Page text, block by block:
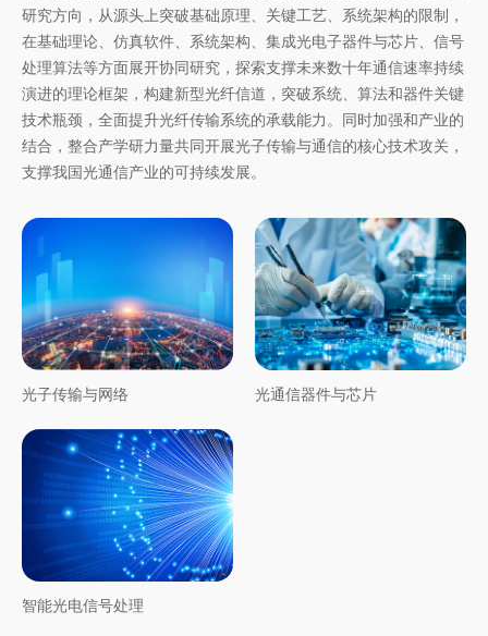
研究方向，从源头上突破基础原理、关键工艺、系统架构的限制，
在基础理论、仿真软件、系统架构、集成光电子器件与芯片、信号
处理算法等方面展开协同研究，探索支撑未来数十年通信速率持续
演进的理论框架，构建新型光纤信道，突破系统、算法和器件关键
技术瓶颈，全面提升光纤传输系统的承载能力。同时加强和产业的
结合，整合产学研力量共同开展光子传输与通信的核心技术攻关，
支撑我国光通信产业的可持续发展。
光子传输与网络 光通信器件与芯片
智能光电信号处理